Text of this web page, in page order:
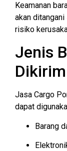
Keamanan
akan
risiko
Jenis
Dikirim
Jasa Cargo
dapat
Barang